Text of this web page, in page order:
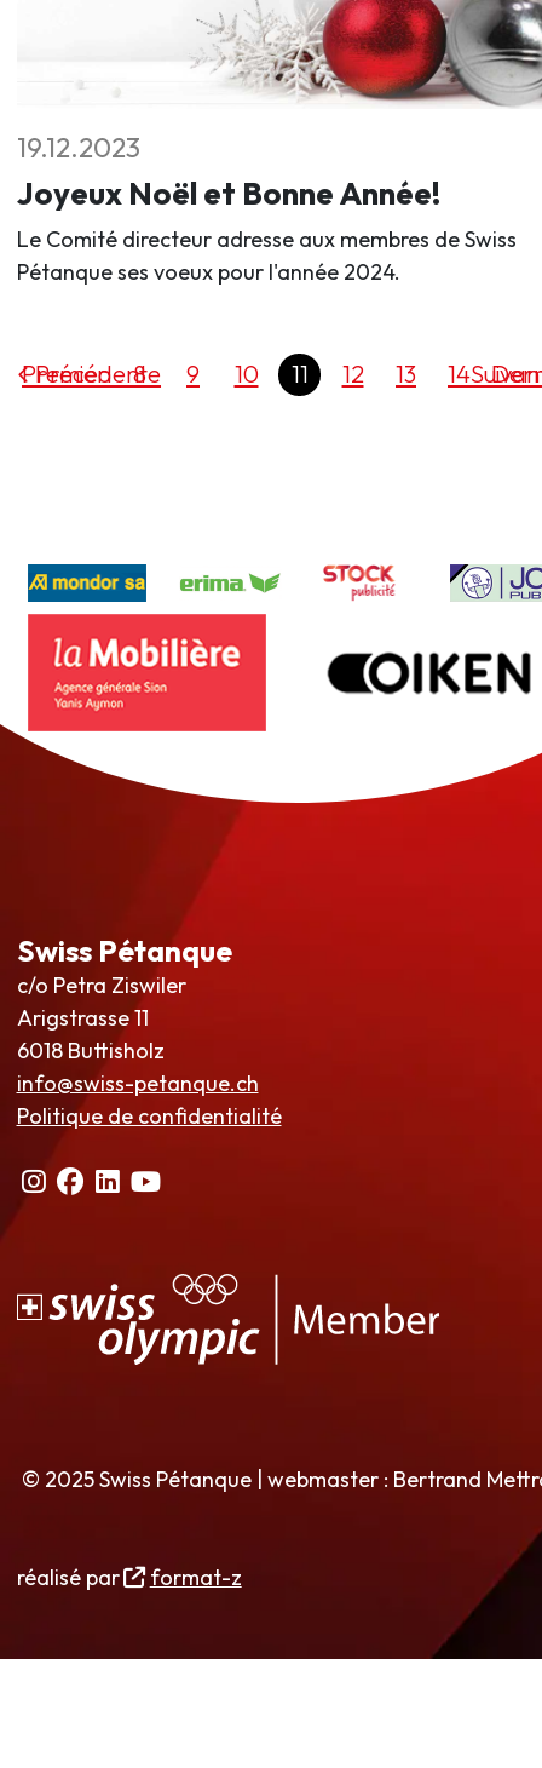
19.12.2023
Joyeux Noël et Bonne Année!
Le Comité directeur adresse aux membres de Swiss
Pétanque ses voeux pour l'année 2024.
Précédente
Premier 8 9 10 11 12 13 14
Swiss Pétanque
c/o Petra Ziswiler
Arigstrasse 11
6018 Buttisholz
info@swiss-petanque.ch
Politique de confidentialité
© 2025 Swiss Pétanque | webmaster : Bertrand
réalisé par format-z